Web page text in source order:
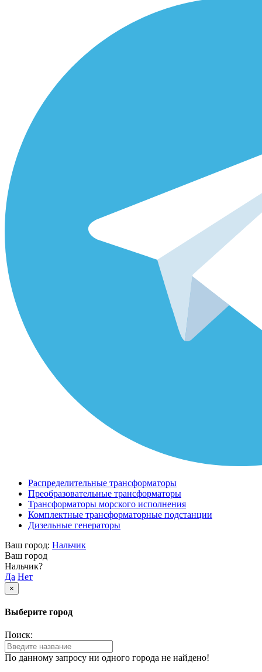
Распределительные трансформаторы
Преобразовательные трансформаторы
Трансформаторы морского исполнения
Комплектные трансформаторные подстанции
Дизельные генераторы
Ваш город: Нальчик
Ваш город
Нальчик?
Да Нет
×
Выберите город
Поиск:
По данному запросу ни одного города не найдено!